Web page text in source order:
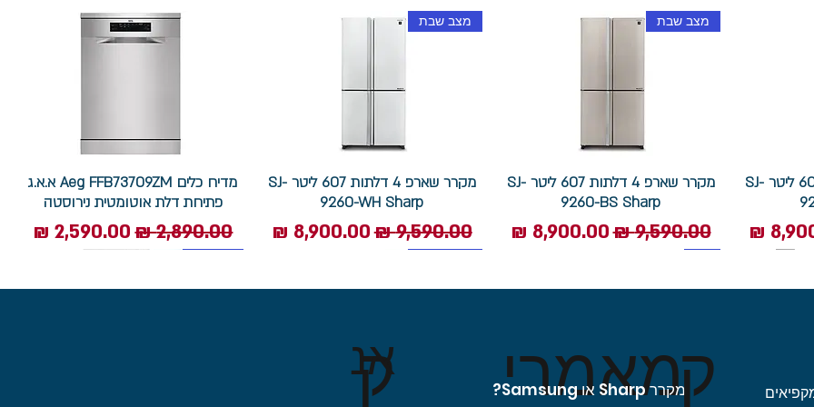
מקרר שארפ 4 דלתות 607 ליטר SJ-
מבצע
מצב שבת
מקרר שארפ 4 דלתות 607 ליטר SJ-
9260-BS Sharp
מחיר רגיל‏9,590.00 ‏₪ מחיר מבצע
מצב שבת
מקרר שארפ 4 דלתות 607 ליטר SJ-
9260-WH Sharp
מחיר רגיל‏9,590.00 ‏₪ מחיר מבצע
מדיח כלים Aeg FFB73709ZM א.א.ג
פתיחת דלת אוטומטית נירוסטה
מחיר רגיל‏2,890.00 ‏₪ מחיר מבצע
ק
אנ
מאמרי
מקרר Sharp או Samsung?ק